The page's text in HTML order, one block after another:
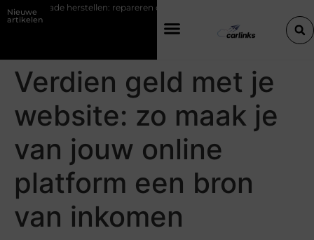
Nieuwe
artikelen
herstellen: repareren of de bumper vervangen?
Verdien geld met je
website: zo maak je
van jouw online
platform een bron
van inkomen